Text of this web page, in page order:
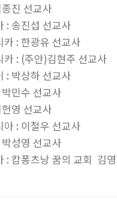
진 선교사
: 송진섭 선교사
카 : 한광유 선교사
카 : (주안)김현주 선교사
: 박상하 선교사
민수 선교사
영 선교사
아 : 이철우 선교사
성영 선교사
: 캄퐁츠낭 꿈의 교회 김